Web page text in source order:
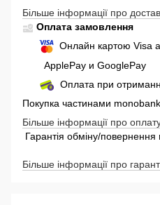
Більше інформації про
Оплата замовлення
Онлайн картою Visa
ApplePay и GooglePay
Оплата при
Покупка частинами
Більше інформації про
Гарантія обміну/повернення
Більше інформації про